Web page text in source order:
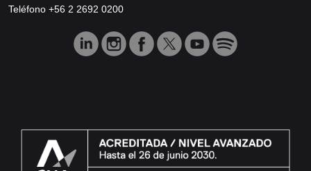
Teléfono +56 2 2692 0200